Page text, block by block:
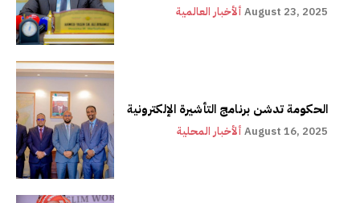
ألأخبار العالمية August 23, 2025
الحكومة تدشن برنامج التأشيرة الإلكترونية
ألأخبار المحلية August 16, 2025